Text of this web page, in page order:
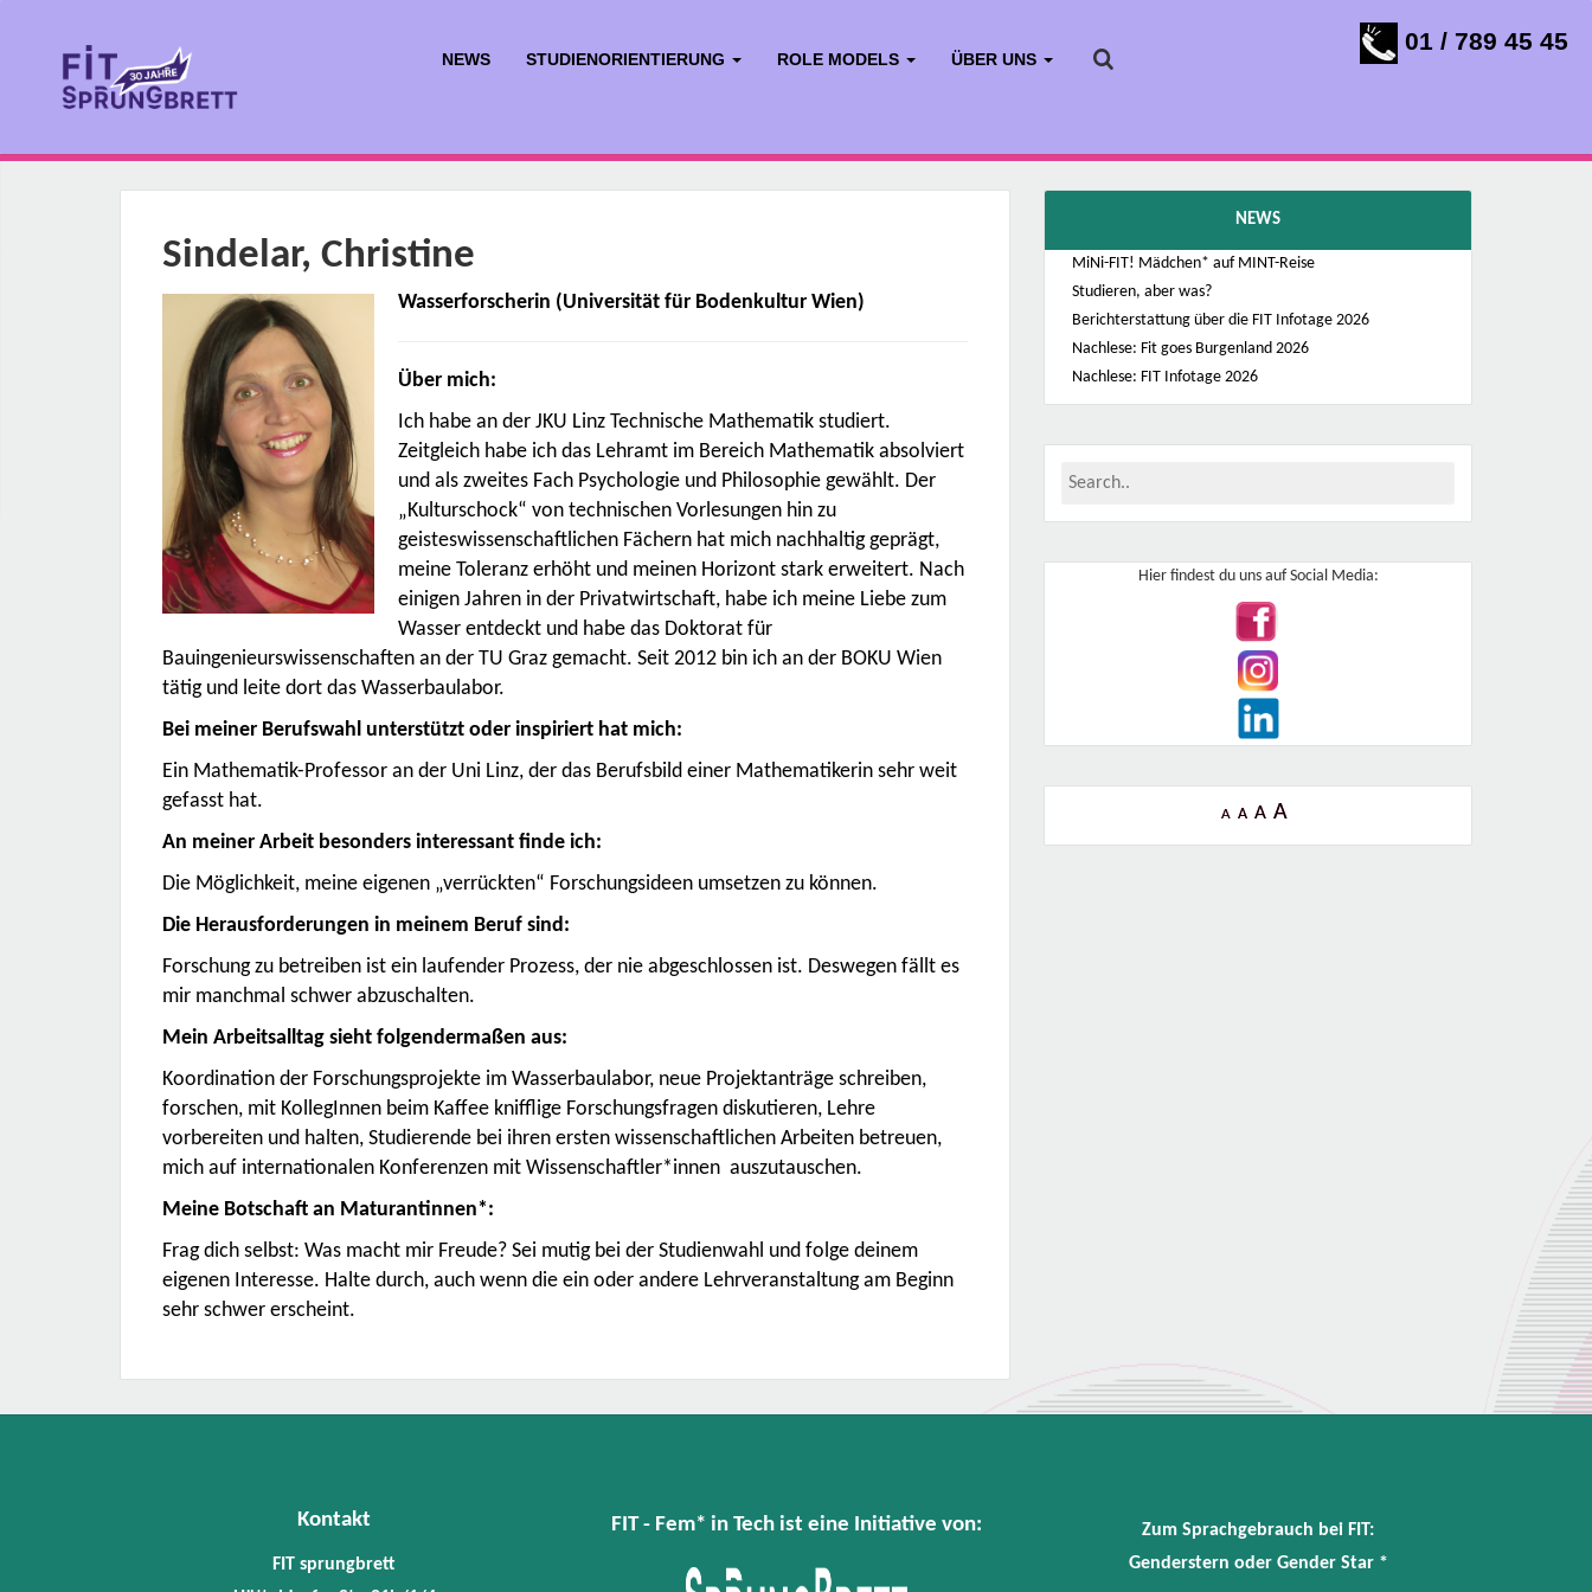
01 / 789 45 45
NEWS STUDIENORIENTIERUNG ROLE MODELS ÜBER UNS
Sindelar, Christine
Wasserforscherin (Universität für Bodenkultur Wien)
Über mich:
Ich habe an der JKU Linz Technische Mathematik studiert.
Zeitgleich habe ich das Lehramt im Bereich Mathematik absolviert
und als zweites Fach Psychologie und Philosophie gewählt. Der
„Kulturschock“ von technischen Vorlesungen hin zu
geisteswissenschaftlichen Fächern hat mich nachhaltig geprägt,
meine Toleranz erhöht und meinen Horizont stark erweitert. Nach
einigen Jahren in der Privatwirtschaft, habe ich meine Liebe zum
Wasser entdeckt und habe das Doktorat für
Bauingenieurswissenschaften an der TU Graz gemacht. Seit 2012 bin ich an der BOKU Wien
tätig und leite dort das Wasserbaulabor.
Bei meiner Berufswahl unterstützt oder inspiriert hat mich:
Ein Mathematik-Professor an der Uni Linz, der das Berufsbild einer Mathematikerin sehr weit
gefasst hat.
An meiner Arbeit besonders interessant finde ich:
Die Möglichkeit, meine eigenen „verrückten“ Forschungsideen umsetzen zu können.
Die Herausforderungen in meinem Beruf sind:
Forschung zu betreiben ist ein laufender Prozess, der nie abgeschlossen ist. Deswegen fällt es
mir manchmal schwer abzuschalten.
Mein Arbeitsalltag sieht folgendermaßen aus:
Koordination der Forschungsprojekte im Wasserbaulabor, neue Projektanträge schreiben,
forschen, mit KollegInnen beim Kaffee knifflige Forschungsfragen diskutieren, Lehre
vorbereiten und halten, Studierende bei ihren ersten wissenschaftlichen Arbeiten betreuen,
mich auf internationalen Konferenzen mit Wissenschaftler*innen auszutauschen.
Meine Botschaft an Maturantinnen*:
Frag dich selbst: Was macht mir Freude? Sei mutig bei der Studienwahl und folge deinem
eigenen Interesse. Halte durch, auch wenn die ein oder andere Lehrveranstaltung am Beginn
sehr schwer erscheint.
NEWS
MiNi-FIT! Mädchen* auf MINT-Reise
Studieren, aber was?
Berichterstattung über die FIT Infotage 2026
Nachlese: Fit goes Burgenland 2026
Nachlese: FIT Infotage 2026
Hier findest du uns auf Social Media:
A A A A
Kontakt
FIT sprungbrett
FIT - Fem* in Tech ist eine Initiative von:
Zum Sprachgebrauch bei FIT:
Genderstern oder Gender Star *